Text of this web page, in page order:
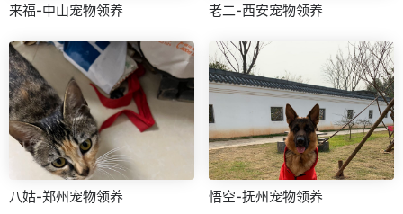
来福-中山宠物领养 老二-西安宠物领养
八姑-郑州宠物领养 悟空-抚州宠物领养